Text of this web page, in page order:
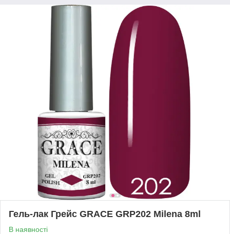
Гель-лак Грейс GRACE GRP202 Milena 8ml
В наявності